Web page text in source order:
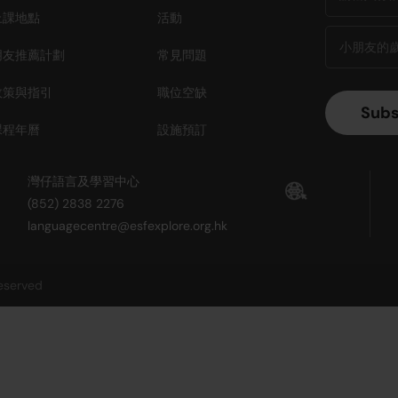
地點 活動
推薦計劃 常見問題
與指引 職位空缺
年曆 設施預訂
灣仔語言及學習中心
(852) 2838 2276
languagecentre@esfexplore.org.hk